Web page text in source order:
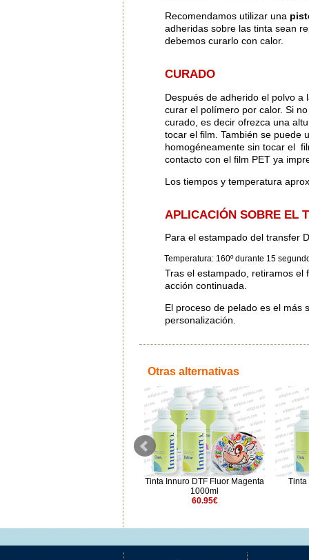
Recomendamos utilizar una
adheridas sobre las tinta sean
debemos curarlo con calor.
CURADO
Después de adherido el polvo
curar el polímero por calor. Si
curado, es decir ofrezca una
tocar el film. También se puede
homogéneamente sin tocar el
contacto con el film PET ya
Los tiempos y temperatura
APLICACIÓN SOBRE EL
Para el estampado del transfer
Temperatura: 160º durante 15
Tras el estampado, retiramos
acción continuada.
El proceso de pelado es el más
personalización.
Otras alternativas
Tinta Innuro DTF Negro 1000ml
Tinta Innuro DTF Fluor Magenta
1000ml
60.95€
Tinta